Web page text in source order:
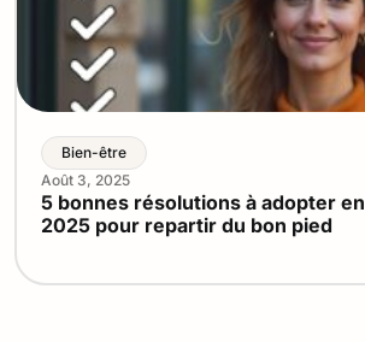
Bien-être
Août 3, 2025
5 bonnes résolutions à adopter
2025 pour repartir du bon pied